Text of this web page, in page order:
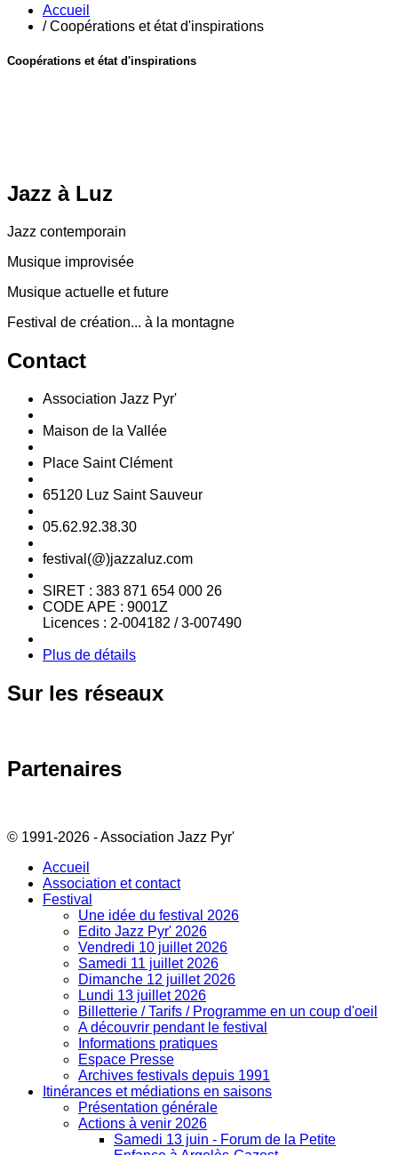
Accueil
/ Coopérations et état d'inspirations
Coopérations et état d'inspirations
Jazz à Luz
Jazz contemporain
Musique improvisée
Musique actuelle et future
Festival de création... à la montagne
Contact
Association Jazz Pyr'
Maison de la Vallée
Place Saint Clément
65120 Luz Saint Sauveur
05.62.92.38.30
festival(@)jazzaluz.com
SIRET : 383 871 654 000 26
CODE APE : 9001Z
Licences : 2-004182 / 3-007490
Plus de détails
Sur les réseaux
Partenaires
© 1991-2026 - Association Jazz Pyr'
Accueil
Association et contact
Festival
Une idée du festival 2026
Edito Jazz Pyr' 2026
Vendredi 10 juillet 2026
Samedi 11 juillet 2026
Dimanche 12 juillet 2026
Lundi 13 juillet 2026
Billetterie / Tarifs / Programme en un coup d'oeil
A découvrir pendant le festival
Informations pratiques
Espace Presse
Archives festivals depuis 1991
Itinérances et médiations en saisons
Présentation générale
Actions à venir 2026
Samedi 13 juin - Forum de la Petite